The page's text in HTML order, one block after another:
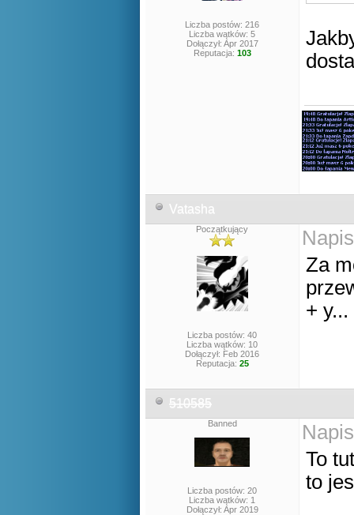
Liczba postów: 216
Liczba wątków: 5
Dołączył: Apr 2017
Reputacja: 103
Vatasha
Początkujący
Liczba postów: 40
Liczba wątków: 10
Dołączył: Feb 2016
Reputacja: 25
Za
+ y...
510585
Banned
Liczba postów: 20
Liczba wątków: 1
Dołączył: Apr 2019
To
to